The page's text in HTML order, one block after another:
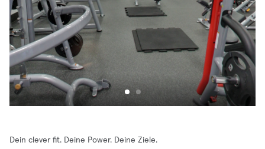
Dein clever fit. Deine Power. Deine Ziele.